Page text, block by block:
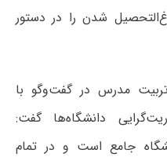
شدن را در دستور
مدرس در گفت‌وگو با
دانشگاه‌ها گفت:
جامع است و در تمام